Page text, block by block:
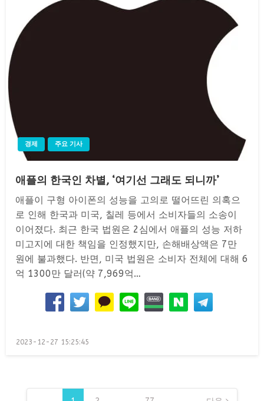
경제 주요 기사
애플의 한국인 차별, ‘여기선 그래도 되니까’
애플이 구형 아이폰의 성능을 고의로 떨어뜨린 의혹으
로 인해 한국과 미국, 칠레 등에서 소비자들의 소송이
이어졌다. 최근 한국 법원은 2심에서 애플의 성능 저하
미고지에 대한 책임을 인정했지만, 손해배상액은 7만
원에 불과했다. 반면, 미국 법원은 소비자 전체에 대해 6
억 1300만 달러(약 7,969억…
Posted
2023-12-27 15:25:45
글